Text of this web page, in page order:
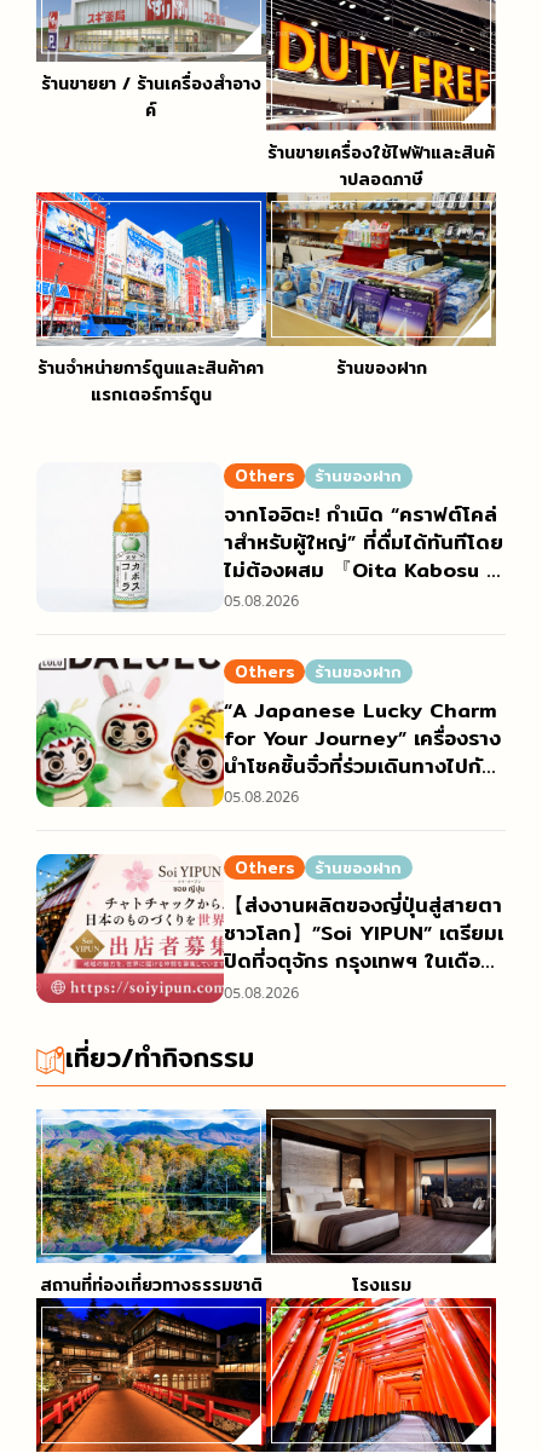
ร้านขายยา / ร้านเครื่องสำอาง
ค์
ร้านขายเครื่องใช้ไฟฟ้าและสินค้
าปลอดภาษี
ร้านจำหน่ายการ์ตูนและสินค้าคา
แรกเตอร์การ์ตูน
ร้านของฝาก
Others ร้านของฝาก
จากโออิตะ! กำเนิด “คราฟต์โคล่
าสำหรับผู้ใหญ่” ที่ดื่มได้ทันทีโดย
ไม่ต้องผสม 『Oita Kabosu C
ola』
05.08.2026
Others ร้านของฝาก
“A Japanese Lucky Charm
for Your Journey” เครื่องราง
นำโชคชิ้นจิ๋วที่ร่วมเดินทางไปกับ
คุณและคอยปกป้องคุณ “DALU
วามนิยมอย่างสูง
05.08.2026
Others ร้านของฝาก
【ส่งงานผลิตของญี่ปุ่นสู่สายตา
ชาวโลก】”Soi YIPUN” เตรียมเ
ปิดที่จตุจักร กรุงเทพฯ ในเดือน
ตุลาคม 2026 เปิดรับผู้ออกร้าน
ท้องถิ่น และครีเอเตอร์ทั่วประเทศ
ญี่ปุ่น
05.08.2026
เที่ยว/ทำกิจกรรม
สถานที่ท่องเที่ยวทางธรรมชาติ โรงแรม